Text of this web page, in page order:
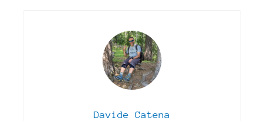
Davide Catena